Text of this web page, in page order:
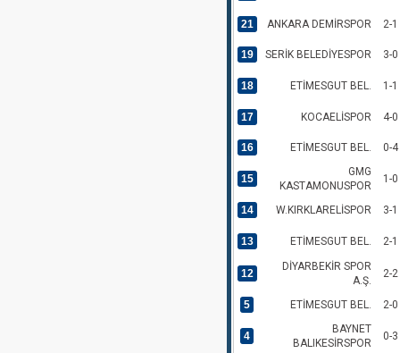
21 ANKARA DEMİRSPOR 2-1
19 SERİK BELEDİYESPOR 3-0
18 ETİMESGUT BEL. 1-1
17 KOCAELİSPOR 4-0
16 ETİMESGUT BEL. 0-4
15
GMG
KASTAMONUSPOR
1-0
14 W.KIRKLARELİSPOR 3-1
13 ETİMESGUT BEL. 2-1
12
DİYARBEKİR SPOR
A.Ş.
2-2
5 ETİMESGUT BEL. 2-0
4
BAYNET
BALIKESİRSPOR
0-3